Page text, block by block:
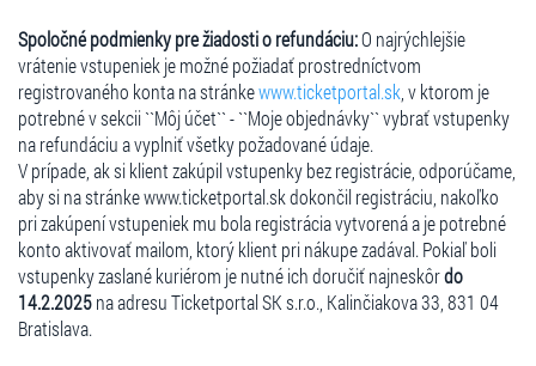
Spoločné podmienky pre žiadosti o refundáciu:O najrýchlejšie
vrátenie vstupeniek je možné požiadať prostredníctvom
registrovaného konta na stránkewww.ticketportal.sk , v ktorom je
potrebné v sekcii ``Môj účet`` - ``Moje objednávky`` vybrať vstupenky
na refundáciu a vyplniť všetky požadované údaje.
V prípade, ak si klient zakúpil vstupenky bez registrácie, odporúčame,
aby si na stránke www.ticketportal.sk dokončil registráciu, nakoľko
pri zakúpení vstupeniek mu bola registrácia vytvorená a je potrebné
konto aktivovať mailom, ktorý klient pri nákupe zadával. Pokiaľ boli
vstupenky zaslané kuriérom je nutné ich doručiť najneskôrdo
14.2.2025na adresu Ticketportal SK s.r.o., Kalinčiakova 33, 831 04
Bratislava.